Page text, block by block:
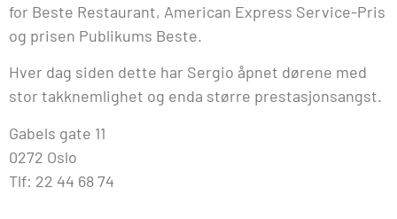
for Beste Restaurant, American Express Service-Pris
og prisen Publikums Beste.
Hver dag siden dette har Sergio åpnet dørene med
stor takknemlighet og enda større prestasjonsangst.
Gabels gate 11
0272 Oslo
Tlf: 22 44 68 74